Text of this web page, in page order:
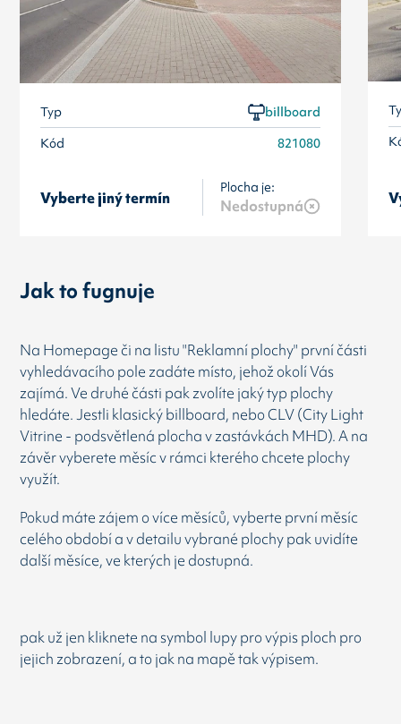
Typ
billboard
Kód
821080
Vyberte jiný termín
Plocha je:
Nedostupná
Jak to fugnuje
Na Homepage či na listu "Reklamní plochy" první části
vyhledávacího pole zadáte místo, jehož okolí Vás
zajímá. Ve druhé části pak zvolíte jaký typ plochy
hledáte. Jestli klasický billboard, nebo CLV (City Light
Vitrine - podsvětlená plocha v zastávkách MHD). A na
závěr vyberete měsíc v rámci kterého chcete plochy
využít.
Pokud máte zájem o více měsíců, vyberte první měsíc
celého období a v detailu vybrané plochy pak uvidíte
další měsíce, ve kterých je dostupná.
pak už jen kliknete na symbol lupy pro výpis ploch pro
jejich zobrazení, a to jak na mapě tak výpisem.